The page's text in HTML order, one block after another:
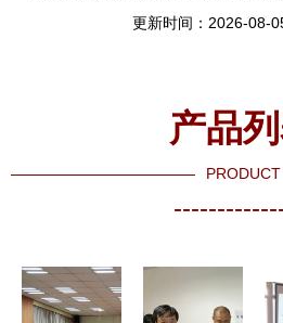
更新时间：2026-08-
产品
PRODUCT